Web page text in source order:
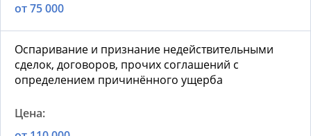
от 75 000
Оспаривание и признание недействительными
сделок, договоров, прочих соглашений с
определением причинённого ущерба